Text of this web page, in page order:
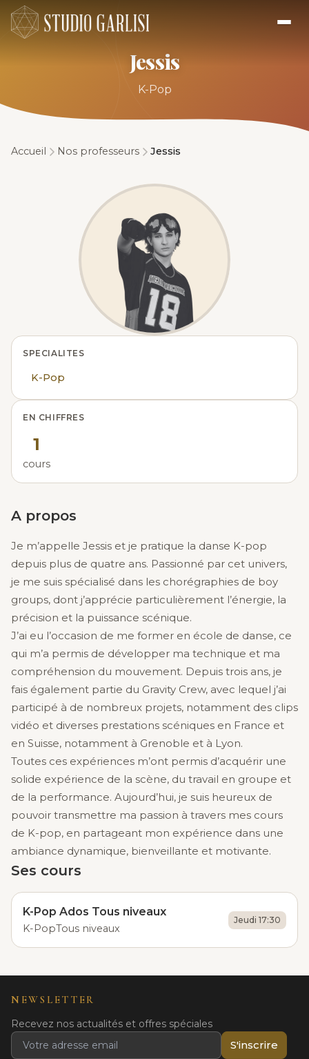
Jessis
K-Pop
Accueil Nos professeurs Jessis
SPECIALITES
K-Pop
EN CHIFFRES
1
cours
A propos
Je m’appelle Jessis et je pratique la danse K-pop
depuis plus de quatre ans. Passionné par cet univers,
je me suis spécialisé dans les chorégraphies de boy
groups, dont j’apprécie particulièrement l’énergie, la
précision et la puissance scénique.
J’ai eu l’occasion de me former en école de danse, ce
qui m’a permis de développer ma technique et ma
compréhension du mouvement. Depuis trois ans, je
fais également partie du Gravity Crew, avec lequel j’ai
participé à de nombreux projets, notamment des clips
vidéo et diverses prestations scéniques en France et
en Suisse, notamment à Grenoble et à Lyon.
Toutes ces expériences m’ont permis d’acquérir une
solide expérience de la scène, du travail en groupe et
de la performance. Aujourd’hui, je suis heureux de
pouvoir transmettre ma passion à travers mes cours
de K-pop, en partageant mon expérience dans une
ambiance dynamique, bienveillante et motivante.
Ses cours
K-Pop Ados Tous niveaux
K-PopTous niveaux
Jeudi 17:30
NEWSLETTER
Recevez nos actualités et offres spéciales
S'inscrire